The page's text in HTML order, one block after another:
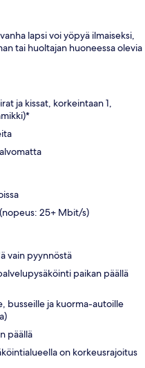
lapsi voi yöpyä ilmaiseksi,
tai huoltajan huoneessa olevia
ja kissat, korkeintaan 1,
25+ Mbit/s)
vain pyynnöstä
paikan päällä
busseille ja kuorma-autoille
päällä
on korkeusrajoitus